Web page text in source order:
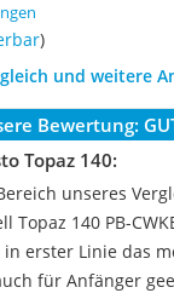
)
und weitere
Bewertung:
Topaz 140:
unseres
Topaz 140 PB-
in erster Linie das
für Anfänger